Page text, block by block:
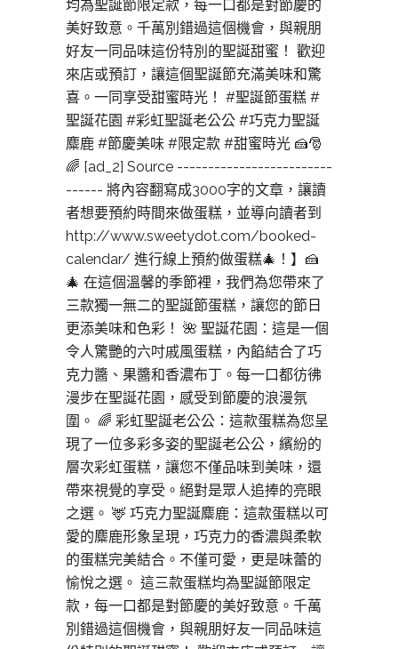
均為聖誕節限定款，每一口都是對節慶的
美好致意。千萬別錯過這個機會，與親朋
好友一同品味這份特別的聖誕甜蜜！ 歡迎
來店或預訂，讓這個聖誕節充滿美味和驚
喜。一同享受甜蜜時光！ #聖誕節蛋糕 #
聖誕花園 #彩虹聖誕老公公 #巧克力聖誕
麋鹿 #節慶美味 #限定款 #甜蜜時光 🍰🎅
🌈 [ad_2] Source -------------------------
------ 將內容翻寫成3000字的文章，讓讀
者想要預約時間來做蛋糕，並導向讀者到
http://www.sweetydot.com/booked-
calendar/ 進行線上預約做蛋糕🎄​​！】🍰
🎄 在這個溫馨的季節裡，我們為您帶來了
三款獨一無二的聖誕節蛋糕，讓您的節日
更添美味和色彩！ 🌺 聖誕花園：這是一個
令人驚艷的六吋戚風蛋糕，內餡結合了巧
克力醬、果醬和香濃布丁。每一口都彷彿
漫步在聖誕花園，感受到節慶的浪漫氛
圍。 🌈 彩虹聖誕老公公：這款蛋糕為您呈
現了一位多彩多姿的聖誕老公公，繽紛的
層次彩虹蛋糕，讓您不僅品味到美味，還
帶來視覺的享受。絕對是眾人追捧的亮眼
之選。 🦌 巧克力聖誕麋鹿：這款蛋糕以可
愛的麋鹿形象呈現，巧克力的香濃與柔軟
的蛋糕完美結合。不僅可愛，更是味蕾的
愉悅之選。 這三款蛋糕均為聖誕節限定
款，每一口都是對節慶的美好致意。千萬
別錯過這個機會，與親朋好友一同品味這